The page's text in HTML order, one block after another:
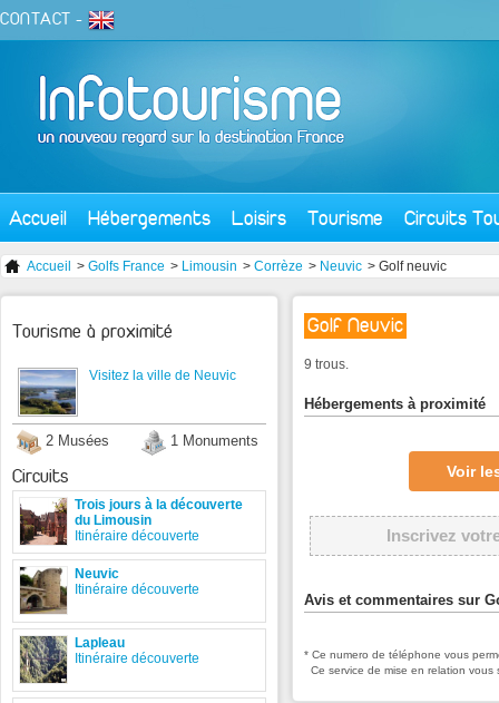
CONTACT -
Accueil Hébergements Loisirs Tourisme Circuits
Accueil > Golfs France > Limousin > Corrèze > Neuvic > Golf neuvic
Golf Neuvic
9 trous.
Hébergements à proximité
Voir
Inscrivez
Avis et commentaires sur
* Ce numero de téléphone vous
Ce service de mise en relation
Tourisme à proximité
Visitez la ville de Neuvic
2 Musées 1 Monuments
Circuits
Trois jours à la découverte
du Limousin
Itinéraire découverte
Neuvic
Itinéraire découverte
Lapleau
Itinéraire découverte